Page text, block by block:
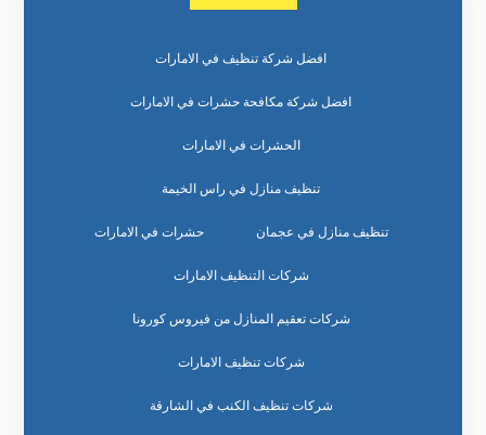
افضل شركة تنظيف في الامارات
افضل شركة مكافحة حشرات في الامارات
الحشرات في الامارات
تنظيف منازل في راس الخيمة
تنظيف منازل في عجمان حشرات في الامارات
شركات التنظيف الامارات
شركات تعقيم المنازل من فيروس كورونا
شركات تنظيف الامارات
شركات تنظيف الكنب في الشارقة